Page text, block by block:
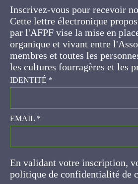
Cette lettre électronique
gratuitement par l'AFPF vise
d'un lien organique et vivant
ses membres et toutes les
concernées par les cultures
prairies.
IDENTITÉ*
EMAIL*
En validant votre inscription,
politique de confidentialité de